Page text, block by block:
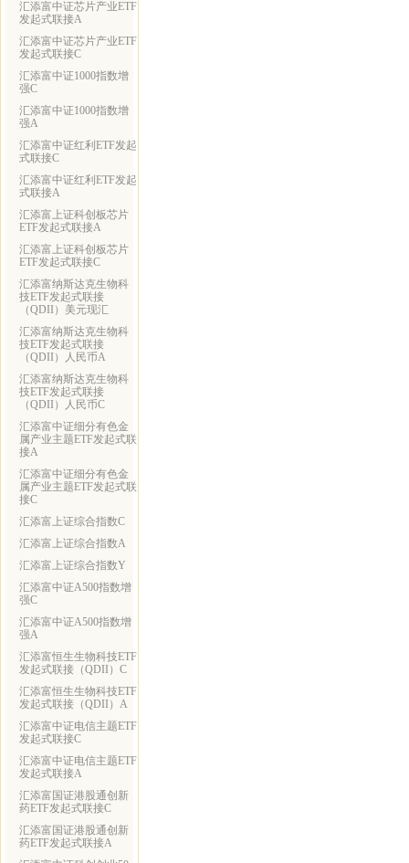
汇添富中证芯片产业ETF
发起式联接A
汇添富中证芯片产业ETF
发起式联接C
汇添富中证1000指数增
强C
汇添富中证1000指数增
强A
汇添富中证红利ETF发起
式联接C
汇添富中证红利ETF发起
式联接A
汇添富上证科创板芯片
ETF发起式联接A
汇添富上证科创板芯片
ETF发起式联接C
汇添富纳斯达克生物科
技ETF发起式联接
（QDII）美元现汇
汇添富纳斯达克生物科
技ETF发起式联接
（QDII）人民币A
汇添富纳斯达克生物科
技ETF发起式联接
（QDII）人民币C
汇添富中证细分有色金
属产业主题ETF发起式联
接A
汇添富中证细分有色金
属产业主题ETF发起式联
接C
汇添富上证综合指数C
汇添富上证综合指数A
汇添富上证综合指数Y
汇添富中证A500指数增
强C
汇添富中证A500指数增
强A
汇添富恒生生物科技ETF
发起式联接（QDII）C
汇添富恒生生物科技ETF
发起式联接（QDII）A
汇添富中证电信主题ETF
发起式联接C
汇添富中证电信主题ETF
发起式联接A
汇添富国证港股通创新
药ETF发起式联接C
汇添富国证港股通创新
药ETF发起式联接A